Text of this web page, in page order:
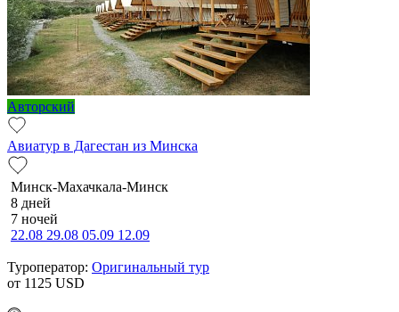
Авторский
Авиатур в Дагестан из Минска
Минск-Махачкала-Минск
8 дней
7 ночей
22.08 29.08 05.09 12.09
Туроператор: Оригинальный тур
от 1125 USD